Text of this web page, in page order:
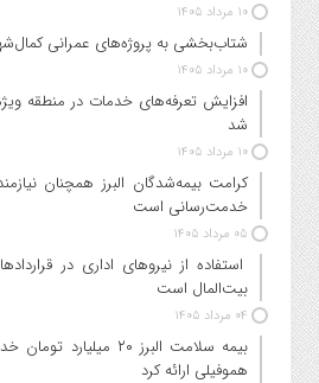
۱۰ مرداد ۱۴۰۵
شتاب‌بخشی به پروژه‌های عمرانی
۱۰ مرداد ۱۴۰۵
افزایش تعرفه‌های خدمات در منطقه
شد
۱۰ مرداد ۱۴۰۵
کرامت بیمه‌شدگان البرز همچنان
خدمت‌رسانی است
۰۵ مرداد ۱۴۰۵
استفاده از نیروهای اداری در
بیت‌المال است
۰۴ مرداد ۱۴۰۵
بیمه سلامت البرز ۲۰
هموفیلی ارائه کرد